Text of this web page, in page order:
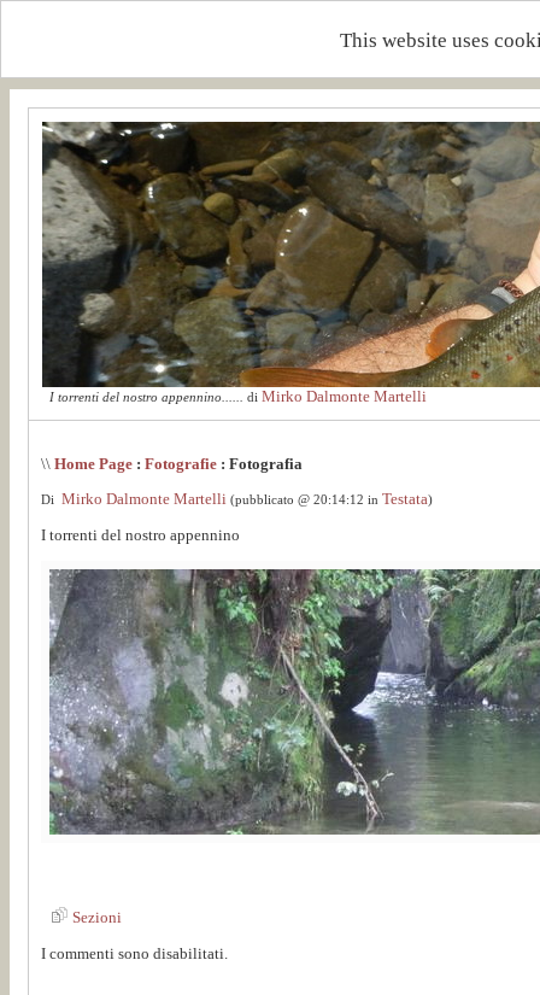
This website uses
I torrenti del nostro appennino...... di Mirko Dalmonte Martelli
\\ Home Page : Fotografie : Fotografia
Di Mirko Dalmonte Martelli (pubblicato @ 20:14:12 in Testata)
I torrenti del nostro appennino
Sezioni
I commenti sono disabilitati.